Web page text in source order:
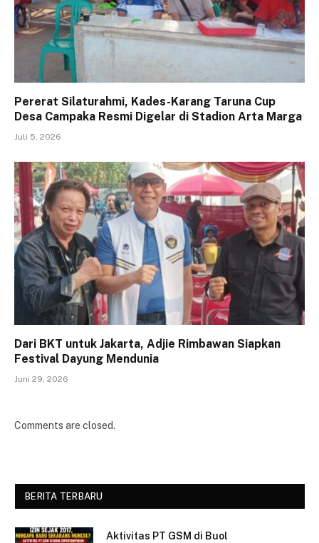
Pererat Silaturahmi, Kades-Karang Taruna Cup
Desa Campaka Resmi Digelar di Stadion Arta Marga
Juli 5, 2026
Dari BKT untuk Jakarta, Adjie Rimbawan Siapkan
Festival Dayung Mendunia
Juni 29, 2026
Comments are closed.
BERITA TERBARU
Aktivitas PT GSM di Buol